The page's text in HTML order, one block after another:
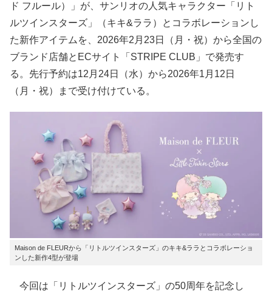
ド フルール）」が、サンリオの人気キャラクター「リト
ルツインスターズ」（キキ&ララ）とコラボレーションし
た新作アイテムを、2026年2月23日（月・祝）から全国の
ブランド店舗とECサイト「STRIPE CLUB」で発売す
る。先行予約は12月24日（水）から2026年1月12日
（月・祝）まで受け付けている。
Maison de FLEURから「リトルツインスターズ」のキキ&ララとコラボレーショ
ンした新作4型が登場
今回は「リトルツインスターズ」の50周年を記念し